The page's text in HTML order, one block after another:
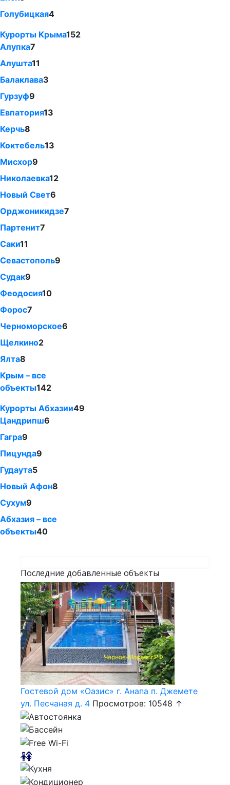
Голубицкая4
Курорты Крыма152
Алупка7
Алушта11
Балаклава3
Гурзуф9
Евпатория13
Керчь8
Коктебель13
Мисхор9
Николаевка12
Новый Свет6
Орджоникидзе7
Партенит7
Саки11
Севастополь9
Судак9
Феодосия10
Форос7
Черноморское6
Щелкино2
Ялта8
Крым – все
объекты142
Курорты Абхазии49
Цандрипш6
Гагра9
Пицунда9
Гудаута5
Новый Афон8
Сухум9
Абхазия – все
объекты40
Последние добавленные объекты
Гостевой дом «Оазис» г. Анапа п. Джемете
ул. Песчаная д. 4 Просмотров: 10548 ↑